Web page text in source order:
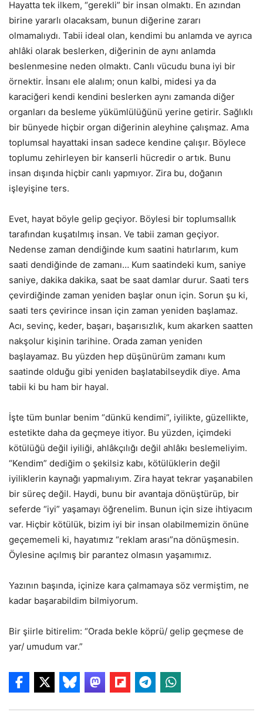
Hayatta tek ilkem, “gerekli” bir insan olmaktı. En azından
birine yararlı olacaksam, bunun diğerine zararı
olmamalıydı. Tabii ideal olan, kendimi bu anlamda ve ayrıca
ahlâki olarak beslerken, diğerinin de aynı anlamda
beslenmesine neden olmaktı. Canlı vücudu buna iyi bir
örnektir. İnsanı ele alalım; onun kalbi, midesi ya da
karaciğeri kendi kendini beslerken aynı zamanda diğer
organları da besleme yükümlülüğünü yerine getirir. Sağlıklı
bir bünyede hiçbir organ diğerinin aleyhine çalışmaz. Ama
toplumsal hayattaki insan sadece kendine çalışır. Böylece
toplumu zehirleyen bir kanserli hücredir o artık. Bunu
insan dışında hiçbir canlı yapmıyor. Zira bu, doğanın
işleyişine ters.
Evet, hayat böyle gelip geçiyor. Böylesi bir toplumsallık
tarafından kuşatılmış insan. Ve tabii zaman geçiyor.
Nedense zaman dendiğinde kum saatini hatırlarım, kum
saati dendiğinde de zamanı… Kum saatindeki kum, saniye
saniye, dakika dakika, saat be saat damlar durur. Saati ters
çevirdiğinde zaman yeniden başlar onun için. Sorun şu ki,
saati ters çevirince insan için zaman yeniden başlamaz.
Acı, sevinç, keder, başarı, başarısızlık, kum akarken saatten
nakşolur kişinin tarihine. Orada zaman yeniden
başlayamaz. Bu yüzden hep düşünürüm zamanı kum
saatinde olduğu gibi yeniden başlatabilseydik diye. Ama
tabii ki bu ham bir hayal.
İşte tüm bunlar benim “dünkü kendimi”, iyilikte, güzellikte,
estetikte daha da geçmeye itiyor. Bu yüzden, içimdeki
kötülüğü değil iyiliği, ahlâkçılığı değil ahlâkı beslemeliyim.
“Kendim” dediğim o şekilsiz kabı, kötülüklerin değil
iyiliklerin kaynağı yapmalıyım. Zira hayat tekrar yaşanabilen
bir süreç değil. Haydi, bunu bir avantaja dönüştürüp, bir
seferde “iyi” yaşamayı öğrenelim. Bunun için size ihtiyacım
var. Hiçbir kötülük, bizim iyi bir insan olabilmemizin önüne
geçememeli ki, hayatımız “reklam arası”na dönüşmesin.
Öylesine açılmış bir parantez olmasın yaşamımız.
Yazının başında, içinize kara çalmamaya söz vermiştim, ne
kadar başarabildim bilmiyorum.
Bir şiirle bitirelim: “Orada bekle köprü/ gelip geçmese de
yar/ umudum var.”